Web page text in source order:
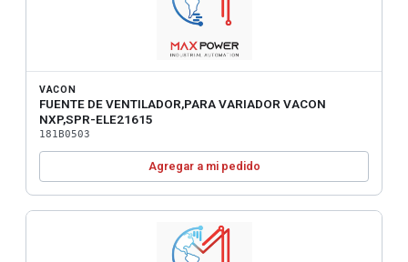
VACON
FUENTE DE VENTILADOR,PARA VARIADOR VACON
NXP,SPR-ELE21615
181B0503
Agregar a mi pedido